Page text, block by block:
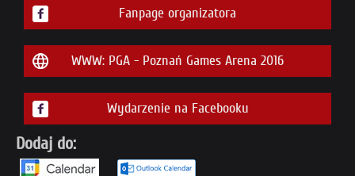
Fanpage organizatora
WWW: PGA - Poznań Games Arena 2016
Wydarzenie na Facebooku
Dodaj do: